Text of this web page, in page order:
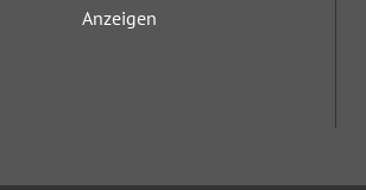
Anzeigen